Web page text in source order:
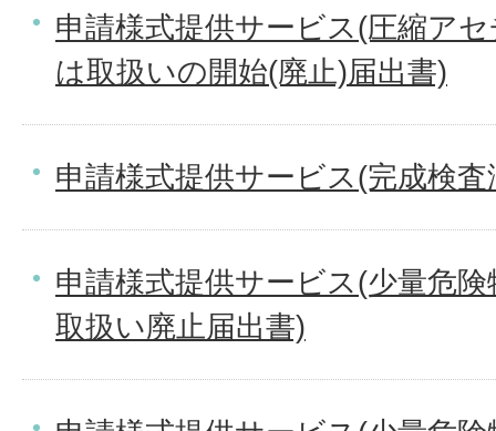
申請様式提供サービス(圧縮ア
は取扱いの開始(廃止)届出書)
申請様式提供サービス(完成検
申請様式提供サービス(少量危
取扱い廃止届出書)